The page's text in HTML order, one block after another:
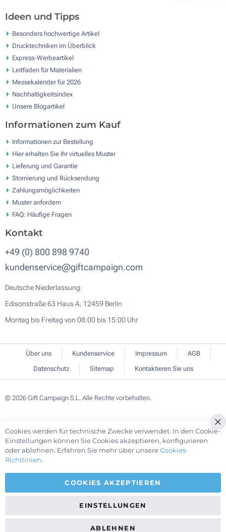
Ideen und Tipps
Besonders hochwertige Artikel
Drucktechniken im Überblick
Express-Werbeartikel
Leitfaden für Materialien
Messekalender für 2026
Nachhaltigkeitsindex
Unsere Blogartikel
Informationen zum Kauf
Informationen zur Bestellung
Hier erhalten Sie Ihr virtuelles Muster
Lieferung und Garantie
Stornierung und Rücksendung
Zahlungsmöglichkeiten
Muster anfordern
FAQ: Häufige Fragen
Kontakt
+49 (0) 800 898 9740
kundenservice@giftcampaign.com
Deutsche Niederlassung:
Edisonstraße 63 Haus A, 12459 Berlin
Montag bis Freitag von 08:00 bis 15:00 Uhr
Über uns Kundenservice Impressum
AGB
Datenschutz
Sitemap Kontaktieren Sie uns
© 2026 Gift Campaign S.L. Alle Rechte vorbehalten.
Cookies werden für technische Zwecke verwendet. In den Cookie-
Einstellungen können Sie Cookies akzeptieren, konfigurieren
oder ablehnen. Erfahren Sie mehr über unsereCookies-
Richtlinien.
COOKIES AKZEPTIEREN
EINSTELLUNGEN
ABLEHNEN